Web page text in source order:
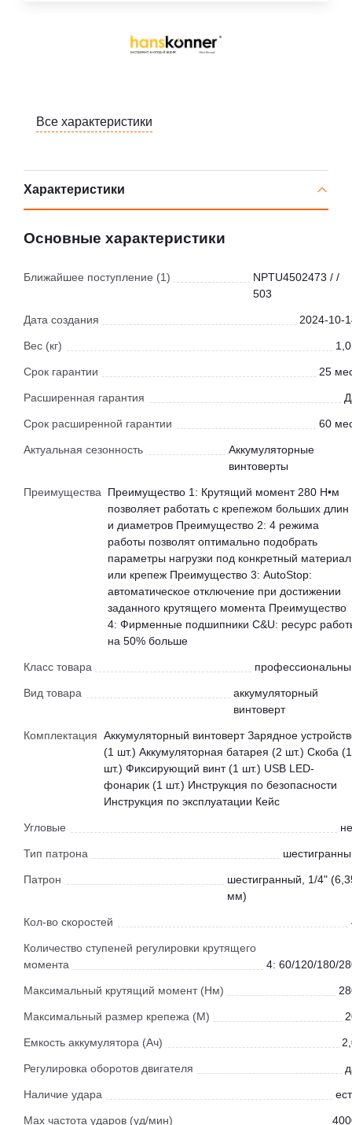
Все характеристики
Характеристики
Основные характеристики
Ближайшее поступление (1)
NPTU4502473 / /
503
Дата создания 2024-10-
Вес (кг)
Срок гарантии 25
Расширенная гарантия
Срок расширенной гарантии 60
Актуальная сезонность
Аккумуляторные
винтоверты
Преимущества
Преимущество 1: Крутящий момент 280 Н•м
позволяет работать с крепежом больших длин
и диаметров Преимущество 2: 4 режима
работы позволят оптимально подобрать
параметры нагрузки под конкретный материал
или крепеж Преимущество 3: AutoStop:
автоматическое отключение при достижении
заданного крутящего момента Преимущество
4: Фирменные подшипники С&U: ресурс
на 50% больше
Класс товара
Вид товара
аккумуляторный
винтоверт
Комплектация Аккумуляторный винтоверт Зарядное
(1 шт.) Аккумуляторная батарея (2 шт.) Скоба (1
шт.) Фиксирующий винт (1 шт.) USB LED-
фонарик (1 шт.) Инструкция по безопасности
Инструкция по эксплуатации Кейс
Угловые
Тип патрона
Патрон
шестигранный, 1/4"
мм)
Кол-во скоростей
Количество ступеней регулировки крутящего
момента
4: 60/120/180/
Максимальный крутящий момент (Нм)
Максимальный размер крепежа (М)
Емкость аккумулятора (Ач)
Регулировка оборотов двигателя
Наличие удара
Мах частота ударов (уд/мин)